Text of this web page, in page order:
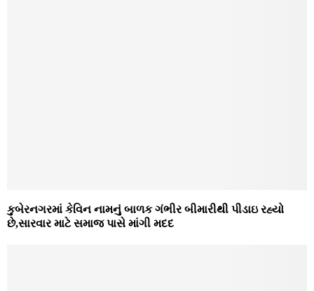
કુબેરનગરમાં કેવિન નામનું બાળક ગંભીર બીમારીથી પીડાઇ રહ્યો
છે,સારવાર માટે સમાજ પાસે માંગી મદદ